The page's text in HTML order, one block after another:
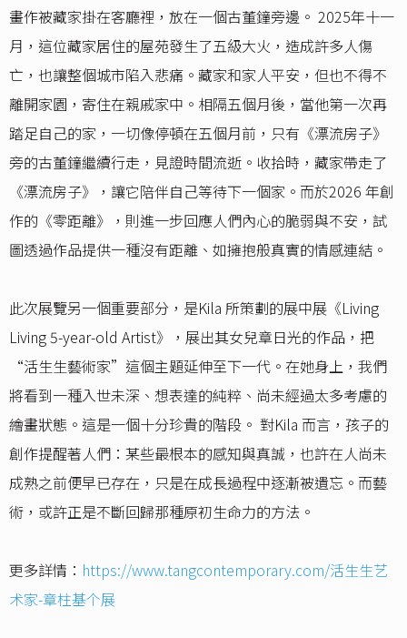
畫作被藏家掛在客廳裡，放在一個古董鐘旁邊。 2025年十一
月，這位藏家居住的屋苑發生了五級大火，造成許多人傷
亡，也讓整個城市陷入悲痛。藏家和家人平安，但也不得不
離開家園，寄住在親戚家中。相隔五個月後，當他第一次再
踏足自己的家，一切像停頓在五個月前，只有《漂流房子》
旁的古董鐘繼續行走，見證時間流逝。收拾時，藏家帶走了
《漂流房子》，讓它陪伴自己等待下一個家。而於2026 年創
作的《零距離》，則進一步回應人們內心的脆弱與不安，試
圖透過作品提供一種沒有距離、如擁抱般真實的情感連結。
此次展覽另一個重要部分，是Kila 所策劃的展中展《Living
Living 5-year-old Artist》，展出其女兒章日光的作品，把
“活生生藝術家”這個主題延伸至下一代。在她身上，我們
將看到一種入世未深、想表達的純粹、尚未經過太多考慮的
繪畫狀態。這是一個十分珍貴的階段。 對Kila 而言，孩子的
創作提醒著人們：某些最根本的感知與真誠，也許在人尚未
成熟之前便早已存在，只是在成長過程中逐漸被遺忘。而藝
術，或許正是不斷回歸那種原初生命力的方法。
更多詳情： https://www.tangcontemporary.com/活生生艺
术家-章柱基个展